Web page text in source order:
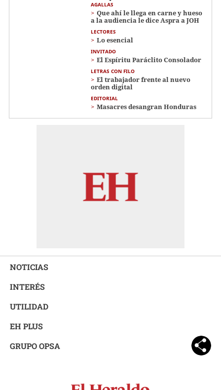
AGALLAS
Que ahí le llega en carne y hueso
a la audiencia le dice Aspra a JOH
LECTORES
Lo esencial
INVITADO
El Espíritu Paráclito Consolador
LETRAS CON FILO
El trabajador frente al nuevo
orden digital
EDITORIAL
Masacres desangran Honduras
NOTICIAS
INTERÉS
UTILIDAD
EH PLUS
GRUPO OPSA